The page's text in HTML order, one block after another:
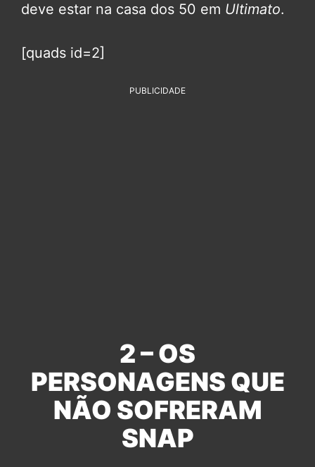
deve estar na casa dos 50 em Ultimato.
[quads id=2]
PUBLICIDADE
2 – OS
PERSONAGENS QUE
NÃO SOFRERAM
SNAP